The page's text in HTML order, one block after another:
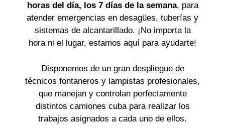
horas del día, los 7 días de la semana, para
atender emergencias en desagües, tuberías y
sistemas de alcantarillado. ¡No importa la
hora ni el lugar, estamos aquí para ayudarte!
Disponemos de un gran despliegue de
técnicos fontaneros y lampistas profesionales,
que manejan y controlan perfectamente
distintos camiones cuba para realizar los
trabajos asignados a cada uno de ellos.